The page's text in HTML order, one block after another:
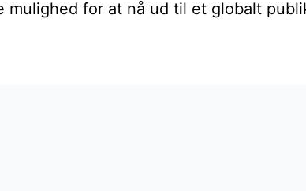
for at nå ud til et globalt